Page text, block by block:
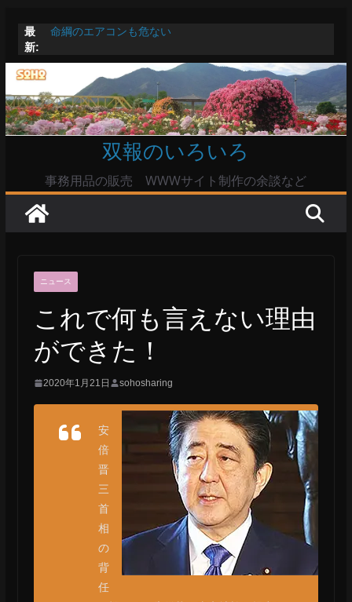
テ
ン
ツ
へ
ッ
最
新:
命綱のエアコンも危ない
た暑い
Windowsユーザーは公共の共有Wi-Fiは使うな?
高市首相とは隙間風が吹く鈴木憲和農水相
陸自部隊の思想信条調査報道受け小泉防衛相「不適切活
動ない」で良いのか
双報のいろいろ
事務用品の販売 WWWサイト制作の余談など
ニュース
これで何も言えない理由
ができた！
2020年1月21日 sohosharing
安
倍
晋
三
首
相
の
背
任